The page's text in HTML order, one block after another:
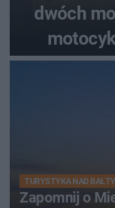
dwóch
TURYSTYKA NAD
Zapomnij o